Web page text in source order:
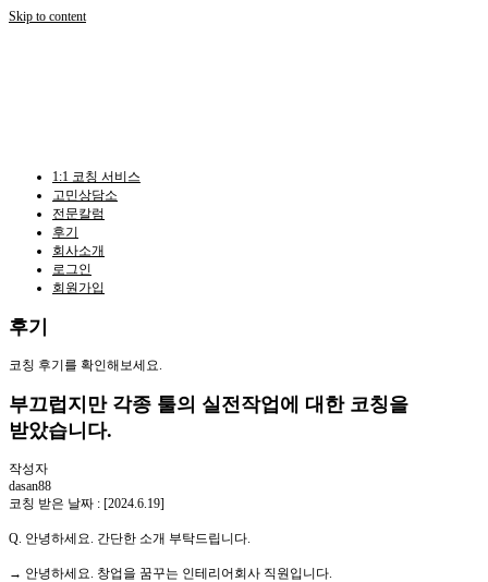
Skip to content
1:1 코칭 서비스
고민상담소
전문칼럼
후기
회사소개
로그인
회원가입
후기
코칭 후기를 확인해보세요.
부끄럽지만 각종 툴의 실전작업에 대한 코칭을
받았습니다.
작성자
dasan88
코칭 받은 날짜 : [2024.6.19]
Q. 안녕하세요. 간단한 소개 부탁드립니다.
→ 안녕하세요. 창업을 꿈꾸는 인테리어회사 직원입니다.